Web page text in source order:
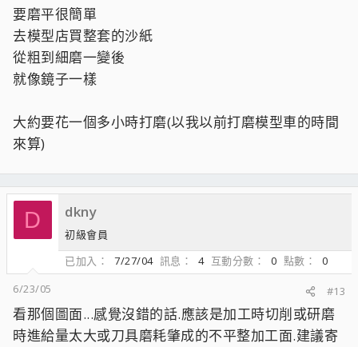
要磨平很簡單
去模型店買整套的沙紙
從粗到細磨一變後
就像鏡子一樣
大約要花一個多小時打磨(以我以前打磨模型車的時間
來算)
D dkny
初級會員
已加入
7/27/04 訊息 4 互動分數 0 點數
0
6/23/05
#13
看那個圖面...感覺沒錯的話.應該是加工時切削或研磨
時進給量太大或刀具磨耗肇成的不平整加工面.建議寄